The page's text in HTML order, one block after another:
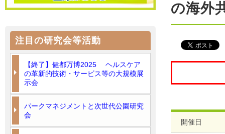
の海外
開催日
注目の研究会等活動
【終了】健都万博2025 ヘルスケア
の革新的技術・サービス等の大規模展
示会
パークマネジメントと次世代公園研究
会